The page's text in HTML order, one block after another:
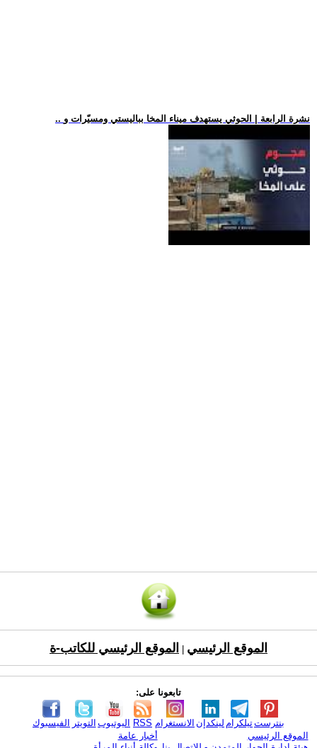
.. نشرة الرابعة | الحوثي يستهدف ميناء المخا بباليستي ومسيّرات و
الموقع الرئيسي الموقع الرئيسي للكاتب-ة
تابعونا على:
الفيسبوك التويتر اليوتيوب RSS الانستغرام لينكدإن تيلكرامبنترست
الموقع الرئيسي
أخبار عامة